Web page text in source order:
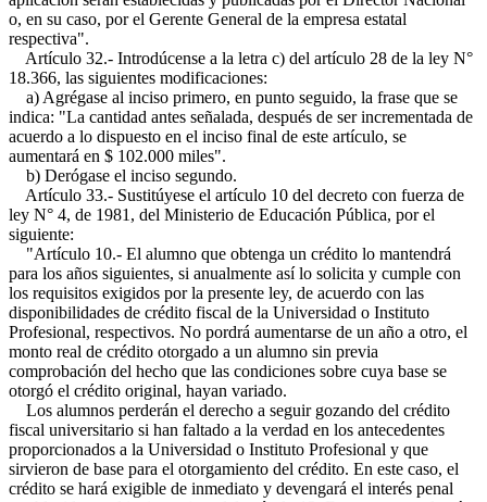
o, en su caso, por el Gerente General de la empresa estatal
respectiva".
Artículo 32.- Introdúcense a la letra c) del artículo 28 de la ley N°
18.366, las siguientes modificaciones:
a) Agrégase al inciso primero, en punto seguido, la frase que se
indica: "La cantidad antes señalada, después de ser incrementada de
acuerdo a lo dispuesto en el inciso final de este artículo, se
aumentará en $ 102.000 miles".
b) Derógase el inciso segundo.
Artículo 33.- Sustitúyese el artículo 10 del decreto con fuerza de
ley N° 4, de 1981, del Ministerio de Educación Pública, por el
siguiente:
"Artículo 10.- El alumno que obtenga un crédito lo mantendrá
para los años siguientes, si anualmente así lo solicita y cumple con
los requisitos exigidos por la presente ley, de acuerdo con las
disponibilidades de crédito fiscal de la Universidad o Instituto
Profesional, respectivos. No pordrá aumentarse de un año a otro, el
monto real de crédito otorgado a un alumno sin previa
comprobación del hecho que las condiciones sobre cuya base se
otorgó el crédito original, hayan variado.
Los alumnos perderán el derecho a seguir gozando del crédito
fiscal universitario si han faltado a la verdad en los antecedentes
proporcionados a la Universidad o Instituto Profesional y que
sirvieron de base para el otorgamiento del crédito. En este caso, el
crédito se hará exigible de inmediato y devengará el interés penal